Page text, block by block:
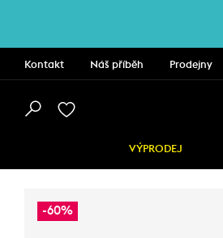
Kontakt Náš příběh Prodejny
VÝPRODEJ
-60%